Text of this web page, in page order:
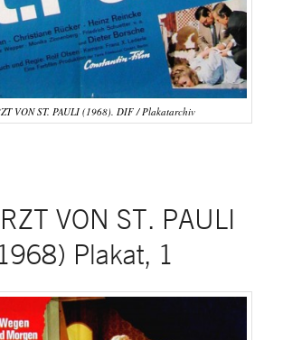
VON ST. PAULI (1968). DIF / Plakatarchiv
VON ST. PAULI
Plakat, 1